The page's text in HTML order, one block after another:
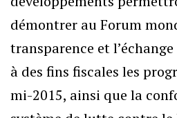
démontrer au Forum
transparence et
à des fins fiscales les
mi-2015, ainsi que la